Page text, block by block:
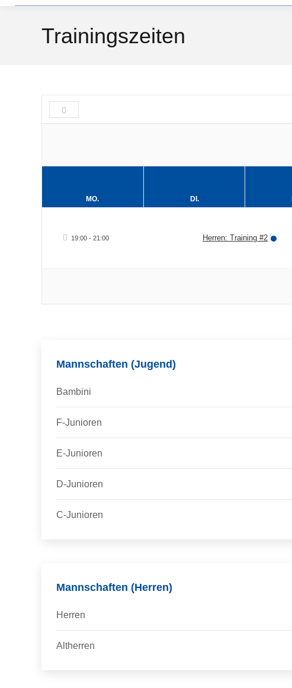
Trainingszeiten
MO. DI.
19:00 - 21:00 Herren: Training #2
Mannschaften (Jugend)
Bambini
F-Junioren
E-Junioren
D-Junioren
C-Junioren
Mannschaften (Herren)
Herren
Altherren